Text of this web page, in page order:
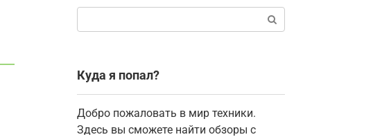
Куда я попал?
Добро пожаловать в мир техники.
Здесь вы сможете найти обзоры с